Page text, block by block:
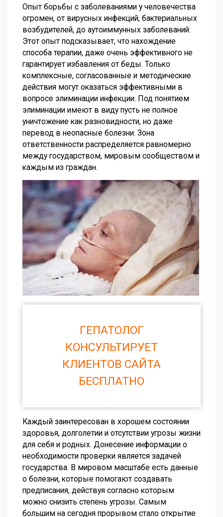
Опыт борьбы с заболеваниями у человечества
огромен, от вирусных инфекций, бактериальных
возбудителей, до аутоиммунных заболеваний.
Этот опыт подсказывает, что нахождение
способа терапии, даже очень эффективного не
гарантирует избавления от беды. Только
комплексные, согласованные и методические
действия могут оказаться эффективными в
вопросе элиминации инфекции. Под понятием
элиминации имеют в виду пусть не полное
уничтожение как разновидности, но даже
перевод в неопасные болезни. Зона
ответственности распределяется равномерно
между государством, мировым сообществом и
каждым из граждан.
ГЕПАТОЛОГ
КОНСУЛЬТИРУЕТ
КЛИЕНТОВ САЙТА
БЕСПЛАТНО
Каждый заинтересован в хорошем состоянии
здоровья, долголетии и отсутствии угрозы жизни
для себя и родных. Донесение информации о
необходимости проверки является задачей
государства. В мировом масштабе есть данные
о болезни, которые помогают создавать
предписания, действуя согласно которым
можно снизить степень угрозы. Самым
большим на сегодня прорывом стало открытие